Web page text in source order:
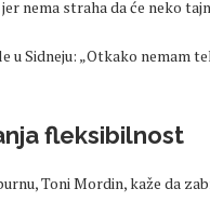
jer nema straha da će neko
u Sidneju: „Otkako nemam
fleksibilnost
ToniMordin, kaže da